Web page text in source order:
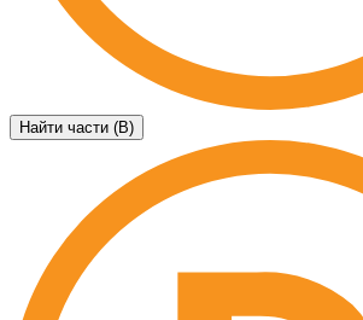
Найти части (B)